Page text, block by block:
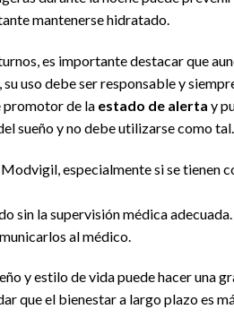
mantenerse hidratado.
es importante destacar que
, su uso debe ser responsable y
promotor de la estado de alerta y
sueño y no debe utilizarse como tal.
especialmente si se tienen
sin la supervisión médica adecuada.
al médico.
y estilo de vida puede hacer una
que el bienestar a largo plazo es